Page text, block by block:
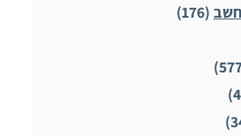
(176)